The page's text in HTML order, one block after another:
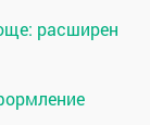
расширен